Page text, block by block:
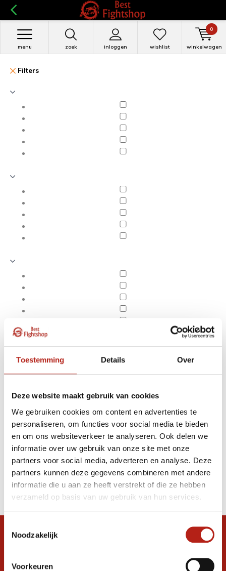
Toestemming Details Over
Deze website maakt gebruik van cookies
We gebruiken cookies om content en advertenties te
personaliseren, om functies voor social media te bieden
en om ons websiteverkeer te analyseren. Ook delen we
informatie over uw gebruik van onze site met onze
partners voor social media, adverteren en analyse. Deze
partners kunnen deze gegevens combineren met andere
informatie die u aan ze heeft verstrekt of die ze hebben
verzameld op basis van uw gebruik van hun services.
Noodzakelijk
Voorkeuren
zoek inloggen
menu wishlist winkelwagen
0
Filters
Apply filters
Producten getagd met
Bob bokspop
Producten
Filter
Sorteren op
Snel antwoord op je vraag?
graag verder. 24/7